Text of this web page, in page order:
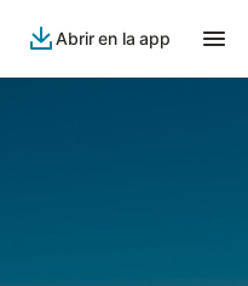
Abrir en la app